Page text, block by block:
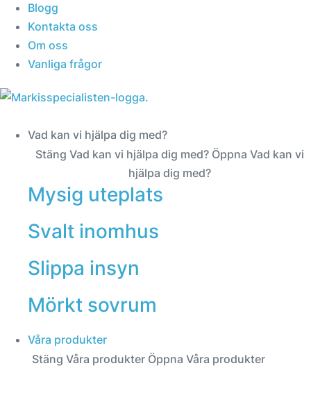
Blogg
Kontakta oss
Om oss
Vanliga frågor
Vad kan vi hjälpa dig med?
Stäng Vad kan vi hjälpa dig med? Öppna Vad kan vi
hjälpa dig med?
Mysig uteplats
Svalt inomhus
Slippa insyn
Mörkt sovrum
Våra produkter
Stäng Våra produkter Öppna Våra produkter